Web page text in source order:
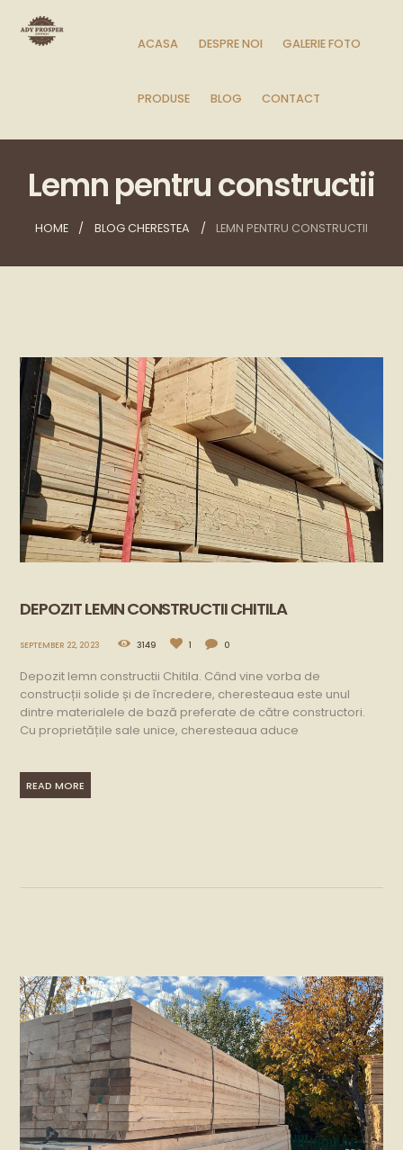
ACASA DESPRE NOI GALERIE FOTO
PRODUSE BLOG CONTACT
Lemn pentru constructii
HOME BLOG CHERESTEA LEMN PENTRU CONSTRUCTII
DEPOZIT LEMN CONSTRUCTII CHITILA
SEPTEMBER 22, 2023 3149 1 0
Depozit lemn constructii Chitila. Când vine vorba de
construcții solide și de încredere, cheresteaua este unul
dintre materialele de bază preferate de către constructori.
Cu proprietățile sale unice, cheresteaua aduce
READ MORE